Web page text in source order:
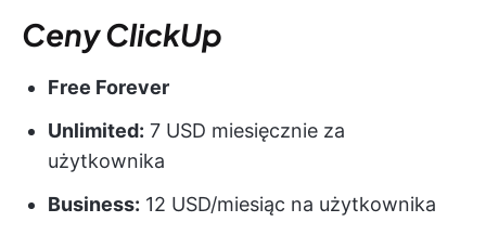
Ceny ClickUp
Free Forever
Unlimited: 7 USD miesięcznie za
użytkownika
Business: 12 USD/miesiąc na użytkownika